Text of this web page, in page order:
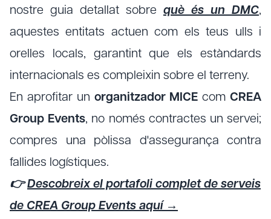
nostre guia detallat sobre què és un DMC,
aquestes entitats actuen com els teus ulls i
orelles locals, garantint que els estàndards
internacionals es compleixin sobre el terreny.
En aprofitar un organitzador MICE comCREA
Group Events, no només contractes un servei;
compres una pòlissa d'assegurança contra
fallides logístiques.
👉Descobreix el portafoli complet de serveis
de CREA Group Events aquí →